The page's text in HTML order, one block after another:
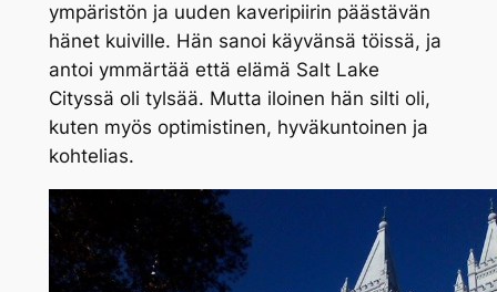
ympäristön ja uuden kaveripiirin päästävän
hänet kuiville. Hän sanoi käyvänsä töissä, ja
antoi ymmärtää että elämä Salt Lake
Cityssä oli tylsää. Mutta iloinen hän silti oli,
kuten myös optimistinen, hyväkuntoinen ja
kohtelias.